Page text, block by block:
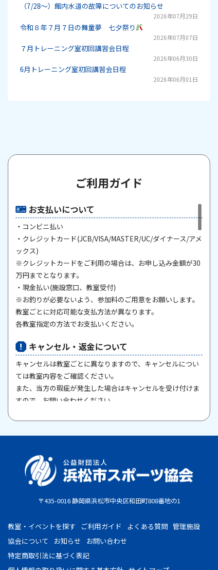
（7/28～）館内水道の故障についてのお知らせ
2026年07月29日
令和８年７月７日の舞童夢 七夕祭り
2026年07月07日
７月トレーニング室初回講習会日程
2026年06月30日
6月トレーニング室初回講習会日程
2026年06月01日
ご利用ガイド
お支払いについて
・コンビニ払い
・クレジットカード(JCB/VISA/MASTER/UC/ダイナース/アメ
ックス)
※クレジットカードをご利用の場合は、お申し込み金額が30
万円までとなります。
・現金払い(施設窓口、教室受付)
※お釣りが必要ないよう、参加料のご用意をお願いします。
教室ごとに対応可能な支払方法が異なります。
各教室指定の方法でお支払いください。
キャンセル・返金について
キャンセルは教室ごとに異なりますので、キャンセルについ
ては教室内容をご確認ください。
また、当方の瑕疵が発生した場合はキャンセルを受け付けま
すので、お問い合わせください。
原則として、一旦納入された参加料・受講料は返金いたしま
せん。また、欠席等による参加料の返金は原則としていたし
限が出された場合は、担当者までご相談ください。
お支払期限
・コンビニ払い：お申し込み後、7日以内にお申し込み時に
・クレジットカード：お申し込み後、30日以内に課金となり
ます。
払いください。
〒435-0016 静岡県浜松市中央区和田町808番地の1
教室・イベントを探す ご利用ガイド よくある質問 管理施設
協会について
お知らせ
お問い合わせ
特定商取引法に基づく表記